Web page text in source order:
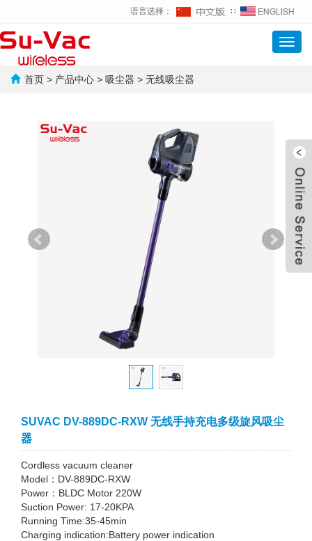
语言选择： ∷
首页 > 产品中心 > 吸尘器 > 无线吸尘器
SUVAC DV-889DC-RXW 无线手持充电多级旋风吸尘
器
Cordless vacuum cleaner
Model：DV-889DC-RXW
Power：BLDC Motor 220W
Suction Power: 17-20KPA
Running Time:35-45min
Charging indication:Battery power indication
合